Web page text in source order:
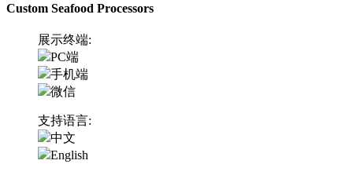
Custom Seafood Processors
展示终端:
PC端
手机端
微信
支持语言:
中文
English